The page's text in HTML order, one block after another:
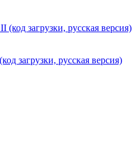
загрузки, русская версия)